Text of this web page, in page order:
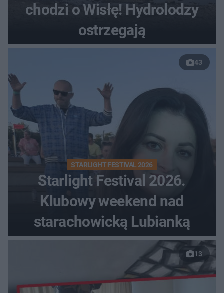
chodzi o Wisłę! Hydrolodzy
ostrzegają
43
STARLIGHT FESTIVAL 2026
Starlight Festival 2026.
Klubowy weekend nad
starachowicką Lubianką
13